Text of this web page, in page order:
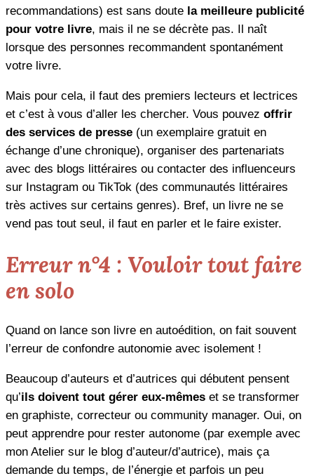
recommandations) est sans doute la meilleure publicité
pour votre livre, mais il ne se décrète pas. Il naît
lorsque des personnes recommandent spontanément
votre livre.
Mais pour cela, il faut des premiers lecteurs et lectrices
et c’est à vous d’aller les chercher. Vous pouvez offrir
des services de presse (un exemplaire gratuit en
échange d’une chronique), organiser des partenariats
avec des blogs littéraires ou contacter des influenceurs
sur Instagram ou TikTok (des communautés littéraires
très actives sur certains genres). Bref, un livre ne se
vend pas tout seul, il faut en parler et le faire exister.
Erreur n°4 : Vouloir tout faire
en solo
Quand on lance son livre en autoédition, on fait souvent
l’erreur de confondre autonomie avec isolement !
Beaucoup d’auteurs et d’autrices qui débutent pensent
qu’ils doivent tout gérer eux-mêmes et se transformer
en graphiste, correcteur ou community manager. Oui, on
peut apprendre pour rester autonome (par exemple avec
mon Atelier sur le blog d’auteur/d’autrice), mais ça
demande du temps, de l’énergie et parfois un peu